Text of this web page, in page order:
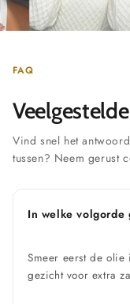
FAQ
Vind snel het
tussen? Neem gerust
In welke volgorde
Smeer eerst de
gezicht voor extra